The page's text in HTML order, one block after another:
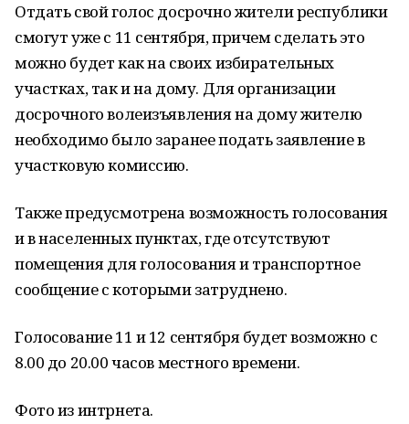
Отдать свой голос досрочно жители республики
смогут уже с 11 сентября, причем сделать это
можно будет как на своих избирательных
участках, так и на дому. Для организации
досрочного волеизъявления на дому жителю
необходимо было заранее подать заявление в
участковую комиссию.
Также предусмотрена возможность голосования
и в населенных пунктах, где отсутствуют
помещения для голосования и транспортное
сообщение с которыми затруднено.
Голосование 11 и 12 сентября будет возможно с
8.00 до 20.00 часов местного времени.
Фото из интрнета.